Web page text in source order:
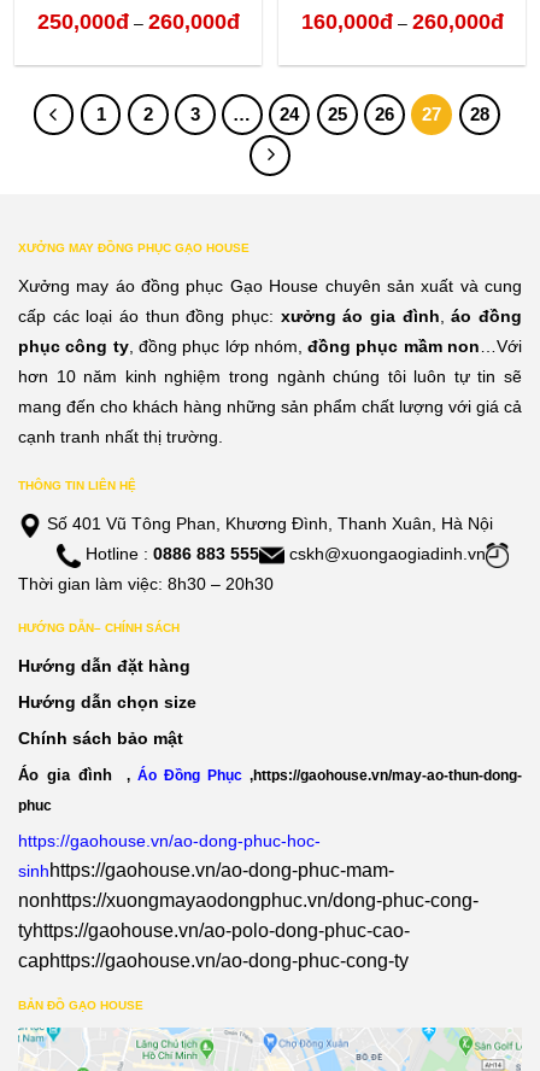
250,000đ – 260,000đKhoảng
từ
250,000đ
đến
160,000đ – 260,000đ
1 2 3 … 24 25 26 27 28
XƯỞNG MAY ĐỒNG PHỤC GẠO HOUSE
Xưởng may áo đồng phục Gạo House chuyên sản xuất và cung
cấp các loại áo thun đồng phục: xưởng áo gia đình ,áo đồng
phục công ty, đồng phục lớp nhóm,đồng phục mầm non …Với
hơn 10 năm kinh nghiệm trong ngành chúng tôi luôn tự tin sẽ
mang đến cho khách hàng những sản phẩm chất lượng với giá cả
cạnh tranh nhất thị trường.
THÔNG TIN LIÊN HỆ
Số 401 Vũ Tông Phan, Khương Đình, Thanh Xuân, Hà Nội
Hotline : 0886 883 555
cskh@xuongaogiadinh.vn
Thời gian làm việc: 8h30 – 20h30
HƯỚNG DẪN– CHÍNH SÁCH
Hướng dẫn đặt hàng
Hướng dẫn chọn size
Chính sách bảo mật
Áo gia đình , Áo Đồng Phục ,https://gaohouse.vn/may-ao-thun-dong-
phuc
https://gaohouse.vn/ao-dong-phuc-hoc-
sinhhttps://gaohouse.vn/ao-dong-phuc-mam-
nonhttps://xuongmayaodongphuc.vn/dong-phuc-cong-
tyhttps://gaohouse.vn/ao-polo-dong-phuc-cao-
caphttps://gaohouse.vn/ao-dong-phuc-cong-ty
BẢN ĐỒ GẠO HOUSE